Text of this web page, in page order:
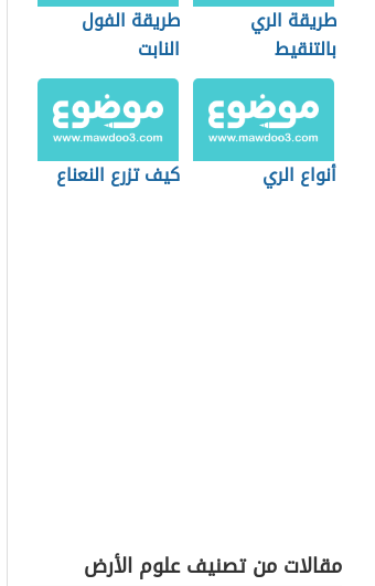
طريقة الري
بالتنقيط
طريقة الفول
النابت
أنواع الري كيف تزرع النعناع
مقالات من تصنيف علوم الأرض